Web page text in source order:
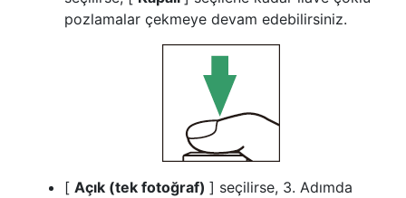
pozlamalar çekmeye devam edebilirsiniz.
[ Açık (tek fotoğraf) ] seçilirse, 3. Adımda